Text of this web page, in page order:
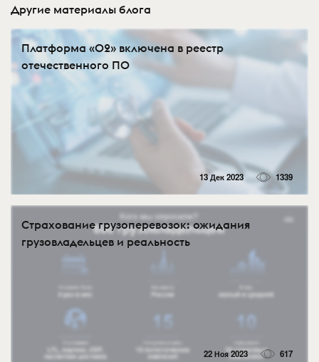
Другие материалы блога
Платформа «О2» включена в реестр
отечественного ПО
13 Дек 2023 1339
Страхование грузоперевозок: ожидания
грузовладельцев и реальность
22 Ноя 2023 617